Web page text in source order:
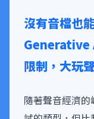
沒有音檔也
Generative
限制，大玩
隨著聲音經濟